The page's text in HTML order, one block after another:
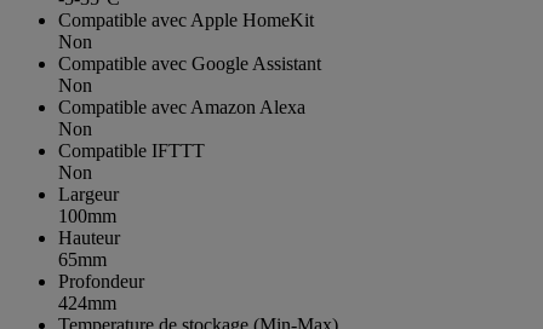
Compatible avec Apple HomeKit
Non
Compatible avec Google Assistant
Non
Compatible avec Amazon Alexa
Non
Compatible IFTTT
Non
Largeur
100mm
Hauteur
65mm
Profondeur
424mm
Temperature de stockage (Min-Max)